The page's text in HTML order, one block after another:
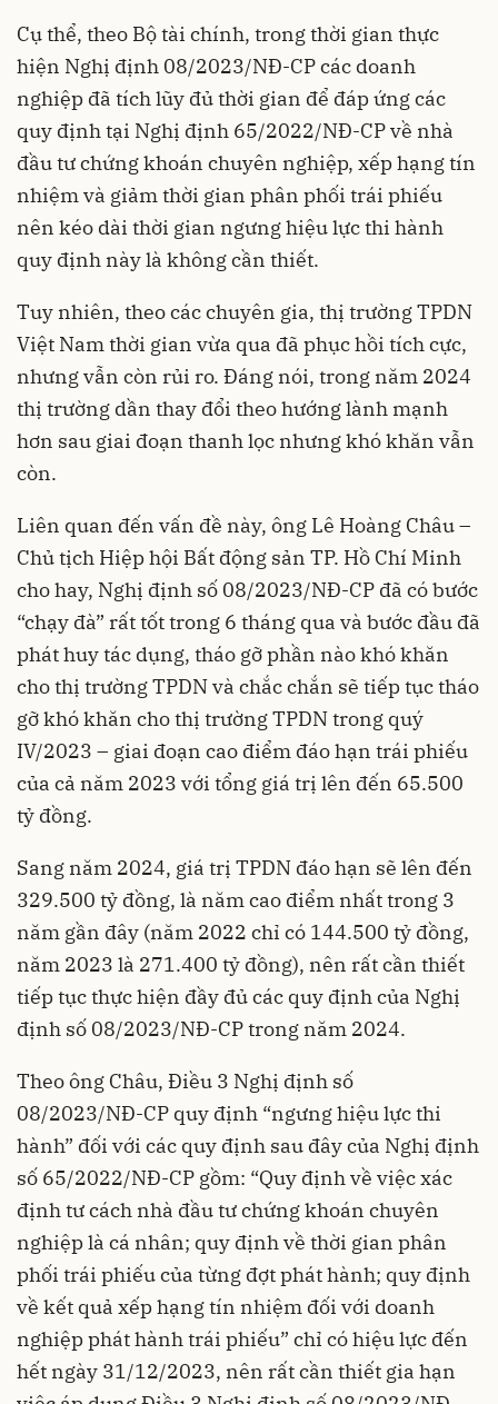
Cụ thể, theo Bộ tài chính, trong thời gian thực
hiện Nghị định 08/2023/NĐ-CP các doanh
nghiệp đã tích lũy đủ thời gian để đáp ứng các
quy định tại Nghị định 65/2022/NĐ-CP về nhà
đầu tư chứng khoán chuyên nghiệp, xếp hạng tín
nhiệm và giảm thời gian phân phối trái phiếu
nên kéo dài thời gian ngưng hiệu lực thi hành
quy định này là không cần thiết.
Tuy nhiên, theo các chuyên gia, thị trường TPDN
Việt Nam thời gian vừa qua đã phục hồi tích cực,
nhưng vẫn còn rủi ro. Đáng nói, trong năm 2024
thị trường dần thay đổi theo hướng lành mạnh
hơn sau giai đoạn thanh lọc nhưng khó khăn vẫn
còn.
Liên quan đến vấn đề này, ông Lê Hoàng Châu –
Chủ tịch Hiệp hội Bất động sản TP. Hồ Chí Minh
cho hay, Nghị định số 08/2023/NĐ-CP đã có bước
“chạy đà” rất tốt trong 6 tháng qua và bước đầu đã
phát huy tác dụng, tháo gỡ phần nào khó khăn
cho thị trường TPDN và chắc chắn sẽ tiếp tục tháo
gỡ khó khăn cho thị trường TPDN trong quý
IV/2023 – giai đoạn cao điểm đáo hạn trái phiếu
của cả năm 2023 với tổng giá trị lên đến 65.500
tỷ đồng.
Sang năm 2024, giá trị TPDN đáo hạn sẽ lên đến
329.500 tỷ đồng, là năm cao điểm nhất trong 3
năm gần đây (năm 2022 chỉ có 144.500 tỷ đồng,
năm 2023 là 271.400 tỷ đồng), nên rất cần thiết
tiếp tục thực hiện đầy đủ các quy định của Nghị
định số 08/2023/NĐ-CP trong năm 2024.
Theo ông Châu, Điều 3 Nghị định số
08/2023/NĐ-CP quy định “ngưng hiệu lực thi
hành” đối với các quy định sau đây của Nghị định
số 65/2022/NĐ-CP gồm: “Quy định về việc xác
định tư cách nhà đầu tư chứng khoán chuyên
nghiệp là cá nhân; quy định về thời gian phân
phối trái phiếu của từng đợt phát hành; quy định
về kết quả xếp hạng tín nhiệm đối với doanh
nghiệp phát hành trái phiếu” chỉ có hiệu lực đến
hết ngày 31/12/2023, nên rất cần thiết gia hạn